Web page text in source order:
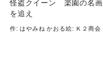
を追え
作: はやみね かおる絵: Ｋ２商会